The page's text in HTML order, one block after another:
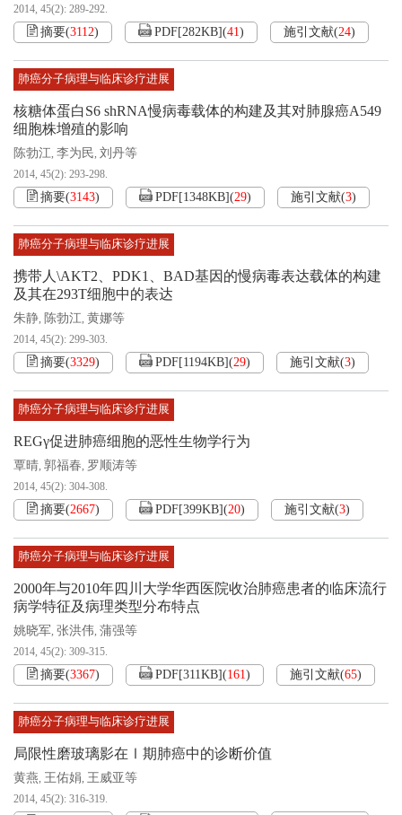
2014, 45(2): 289-292.
摘要(3112) PDF[282KB](41) 施引文献(24)
肺癌分子病理与临床诊疗进展
核糖体蛋白S6 shRNA慢病毒载体的构建及其对肺腺癌A549
细胞株增殖的影响
陈勃江, 李为民, 刘丹等
2014, 45(2): 293-298.
摘要(3143) PDF[1348KB](29) 施引文献(3)
肺癌分子病理与临床诊疗进展
携带人\AKT2、PDK1、BAD基因的慢病毒表达载体的构建
及其在293T细胞中的表达
朱静, 陈勃江, 黄娜等
2014, 45(2): 299-303.
摘要(3329) PDF[1194KB](29) 施引文献(3)
肺癌分子病理与临床诊疗进展
REGγ促进肺癌细胞的恶性生物学行为
覃晴, 郭福春, 罗顺涛等
2014, 45(2): 304-308.
摘要(2667) PDF[399KB](20) 施引文献(3)
肺癌分子病理与临床诊疗进展
2000年与2010年四川大学华西医院收治肺癌患者的临床流行
病学特征及病理类型分布特点
姚晓军, 张洪伟, 蒲强等
2014, 45(2): 309-315.
摘要(3367) PDF[311KB](161) 施引文献(65)
肺癌分子病理与临床诊疗进展
局限性磨玻璃影在Ⅰ期肺癌中的诊断价值
黄燕, 王佑娟, 王威亚等
2014, 45(2): 316-319.